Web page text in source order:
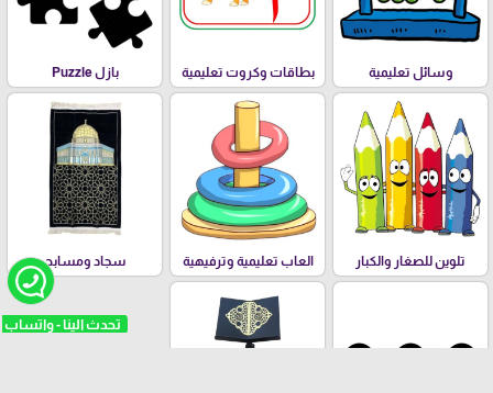
وسائل تعليمية بطاقات وكروت تعليمية بازل Puzzle
تلوين للصغار والكبار العاب تعليمية وترفيهية سجاد ومسابح